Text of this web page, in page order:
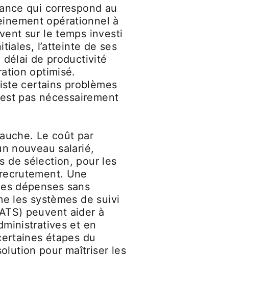
qui correspond au
opérationnel à
sur le temps investi
l’atteinte de ses
de productivité
optimisé.
certains problèmes
pas nécessairement
Le coût par
nouveau salarié,
de sélection, pour les
Une
dépenses sans
les systèmes de suivi
peuvent aider à
et en
étapes du
pour maîtriser les